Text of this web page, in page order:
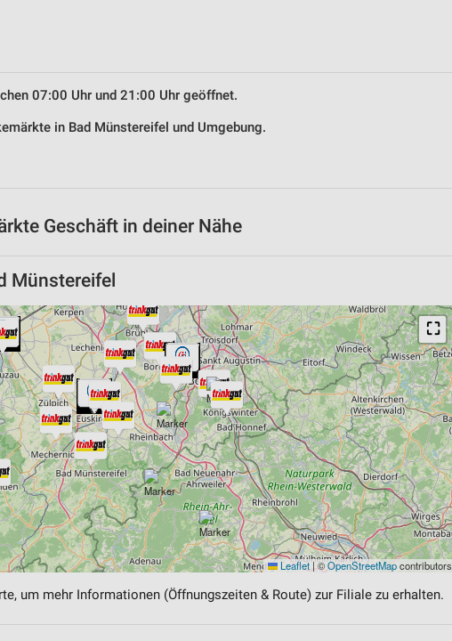
07:00 Uhr und 21:00 Uhr geöffnet.
in Bad Münstereifel und Umgebung.
Geschäft in deiner Nähe
Münstereifel
⛶
Leaflet |©OpenStreetMapcontributors
um mehr Informationen (Öffnungszeiten & Route) zur Filiale zu erhalten.